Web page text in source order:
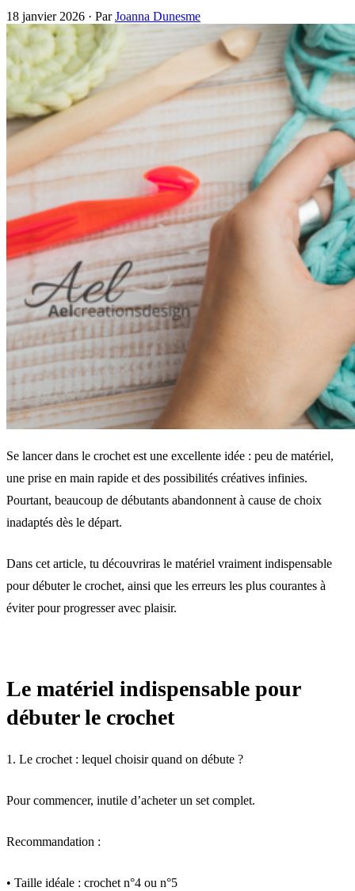
18 janvier 2026 · ParJoanna Dunesme
Se lancer dans le crochet est une excellente idée : peu de matériel,
une prise en main rapide et des possibilités créatives infinies.
Pourtant, beaucoup de débutants abandonnent à cause de choix
inadaptés dès le départ.
Dans cet article, tu découvriras le matériel vraiment indispensable
pour débuter le crochet, ainsi que les erreurs les plus courantes à
éviter pour progresser avec plaisir.
Le matériel indispensable pour
débuter le crochet
1. Le crochet : lequel choisir quand on débute ?
Pour commencer, inutile d’acheter un set complet.
Recommandation :
• Taille idéale : crochet n°4 ou n°5